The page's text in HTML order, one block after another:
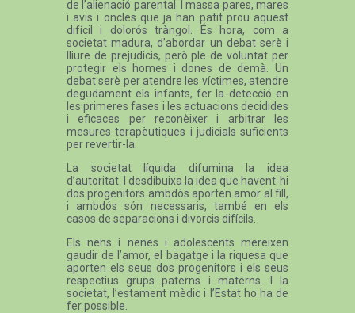
de l’alienació parental. I massa pares, mares
i avis i oncles que ja han patit prou aquest
difícil i dolorós tràngol. És hora, com a
societat madura, d’abordar un debat serè i
lliure de prejudicis, però ple de voluntat per
protegir els homes i dones de demà. Un
debat serè per atendre les víctimes, atendre
degudament els infants, fer la detecció en
les primeres fases i les actuacions decidides
i eficaces per reconèixer i arbitrar les
mesures terapèutiques i judicials suficients
per revertir-la.
La societat líquida difumina la idea
d’autoritat. I desdibuixa la idea que havent-hi
dos progenitors ambdós aporten amor al fill,
i ambdós són necessaris, també en els
casos de separacions i divorcis difícils.
Els nens i nenes i adolescents mereixen
gaudir de l’amor, el bagatge i la riquesa que
aporten els seus dos progenitors i els seus
respectius grups paterns i materns. I la
societat, l’estament mèdic i l’Estat ho ha de
fer possible.